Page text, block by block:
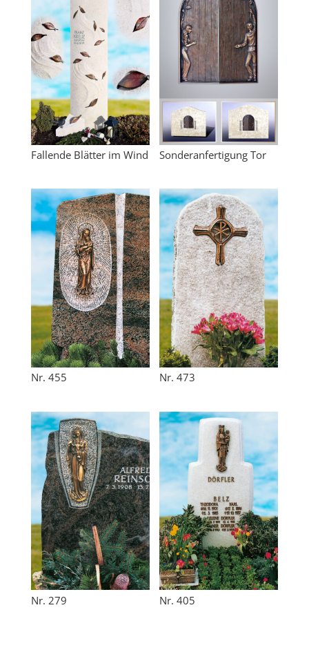
Fallende Blätter im Wind Sonderanfertigung Tor
Nr. 455 Nr. 473
Nr. 279 Nr. 405